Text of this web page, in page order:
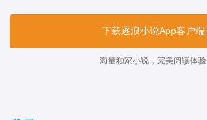
下载逐浪小说App客户端
海量独家小说，完美阅读体验